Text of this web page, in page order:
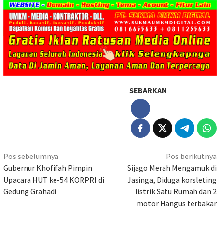
SEBARKAN
Navigasi
pos
Pos sebelumnya
Gubernur Khofifah Pimpin
Upacara HUT ke-54 KORPRI di
Gedung Grahadi
Pos berikutnya
Sijago Merah Mengamuk di
Jasinga, Diduga korsleting
listrik Satu Rumah dan 2
motor Hangus terbakar